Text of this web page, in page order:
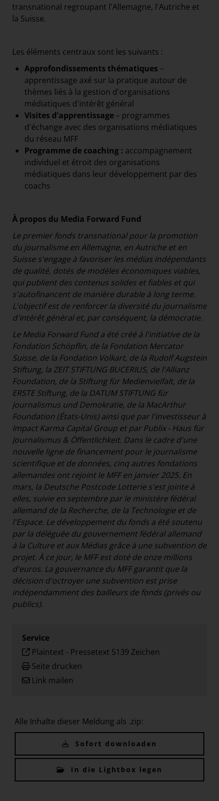
transnational regroupant l'Allemagne, l'Autriche et
la Suisse.
Les éléments centraux sont les suivants :
Approfondissements thématiques –
apprentissage axé sur la pratique autour de
thèmes liés à la gestion d'organisations
médiatiques d'intérêt général
Visites d'apprentissage – programmes
d'échange avec des organisations médiatiques
du réseau MFF
Programme de coaching : accompagnement
individuel et étroit des organisations
médiatiques dans leur développement par des
coachs
À propos du Media Forward Fund
Le premier fonds transnational pour la promotion
du journalisme en Allemagne, en Autriche et en
Suisse s'engage à favoriser les médias indépendants
de qualité, dotés de modèles économiques viables,
qui publient des contenus solides et fiables et qui
s'autofinancent de manière durable à long terme.
L'objectif est de renforcer la diversité du journalisme
d'intérêt général et, par conséquent, la démocratie.
Le Media Forward Fund a été créé à l'initiative de la
Fondation Schöpflin, de la Fondation Mercator
Suisse, de la Fondation Volkart, de la Rudolf Augstein
Stiftung, la ZEIT STIFTUNG BUCERIUS, de l'Allianz
Foundation, de la Stiftung für Medienvielfalt, de la
ERSTE Stiftung, de la DATUM STIFTUNG für
Journalismus und Demokratie, de la MacArthur
Foundation (États-Unis) ainsi que par l'investisseur à
Impact Karma Capital Group et par Publix - Haus für
Journalismus & Öffentlichkeit. Dans le cadre d'une
nouvelle ligne de financement pour le journalisme
scientifique et de données, cinq autres fondations
allemandes ont rejoint le MFF en janvier 2025. En
mars, la Deutsche Postcode Lotterie s'est jointe à
elles, suivie en septembre par le ministère fédéral
allemand de la Recherche, de la Technologie et de
l'Espace. Le développement du fonds a été soutenu
par la déléguée du gouvernement fédéral allemand
à la Culture et aux Médias grâce à une subvention de
projet. À ce jour, le MFF est doté de onze millions
d'euros. La gouvernance du MFF garantit que la
décision d'octroyer une subvention est prise
indépendamment des bailleurs de fonds (privés ou
publics).
Service
Plaintext - Pressetext 5139 Zeichen
Seite drucken
Link mailen
Alle Inhalte dieser Meldung als .zip:
Sofort downloaden
In die Lightbox legen